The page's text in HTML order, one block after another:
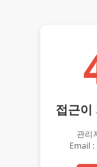
접근이
관리
Email